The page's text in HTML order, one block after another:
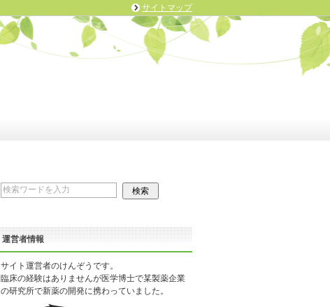
運営者情報
サイト運営者のけんぞうです。
臨床の経験はありませんが医学博士で某製薬企業
の研究所で新薬の開発に携わっていました。
サイトマップ